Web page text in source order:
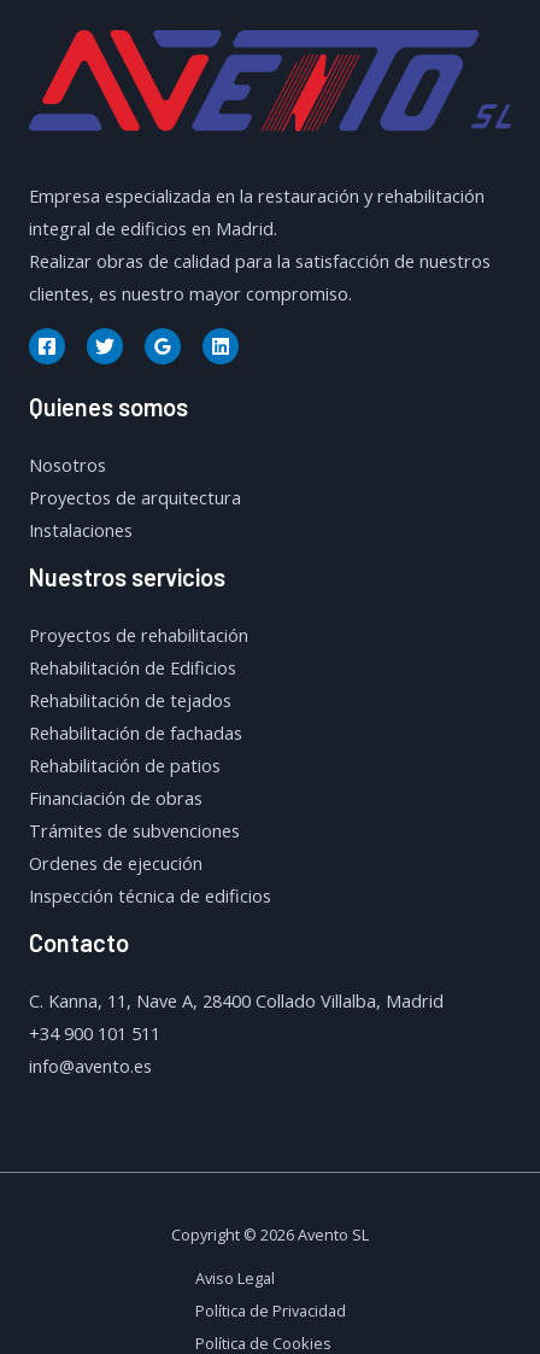
Empresa especializada en la restauración y rehabilitación
integral de edificios en Madrid.
Realizar obras de calidad para la satisfacción de nuestros
clientes, es nuestro mayor compromiso.
Quienes somos
Nosotros
Proyectos de arquitectura
Instalaciones
Nuestros servicios
Proyectos de rehabilitación
Rehabilitación de Edificios
Rehabilitación de tejados
Rehabilitación de fachadas
Rehabilitación de patios
Financiación de obras
Trámites de subvenciones
Ordenes de ejecución
Inspección técnica de edificios
Contacto
C. Kanna, 11, Nave A, 28400 Collado Villalba, Madrid
+34 900 101 511
info@avento.es
Copyright © 2026 Avento SL
Aviso Legal
Política de Privacidad
Política de Cookies